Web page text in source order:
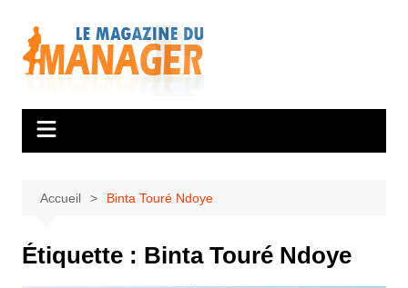
contenu
Accueil Binta Touré Ndoye
Étiquette : Binta Touré Ndoye